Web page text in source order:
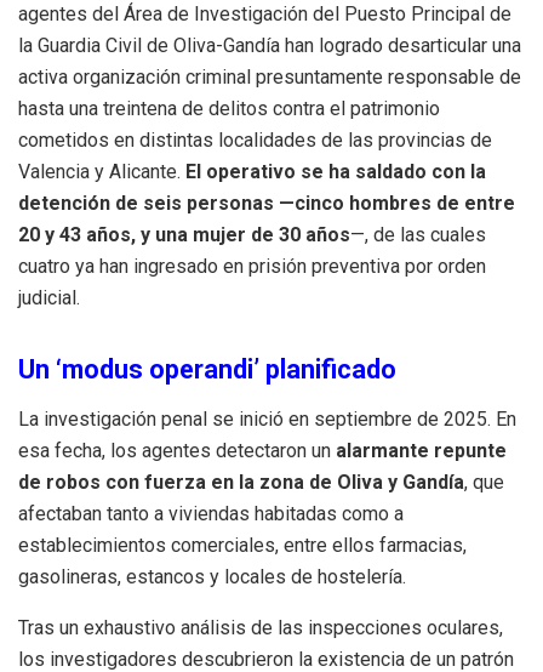
agentes del Área de Investigación del Puesto Principal de
la Guardia Civil de Oliva-Gandía han logrado desarticular una
activa organización criminal presuntamente responsable de
hasta una treintena de delitos contra el patrimonio
cometidos en distintas localidades de las provincias de
Valencia y Alicante. El operativo se ha saldado con la
detención de seis personas —cinco hombres de entre
20 y 43 años, y una mujer de 30 años—, de las cuales
cuatro ya han ingresado en prisión preventiva por orden
judicial .
Un ‘modus operandi’ planificado
La investigación penal se inició en septiembre de 2025. En
esa fecha, los agentes detectaron un alarmante repunte
de robos con fuerza en la zona de Oliva y Gandía, que
afectaban tanto a viviendas habitadas como a
establecimientos comerciales, entre ellos farmacias,
gasolineras, estancos y locales de hostelería.
Tras un exhaustivo análisis de las inspecciones oculares,
los investigadores descubrieron la existencia de un patrón